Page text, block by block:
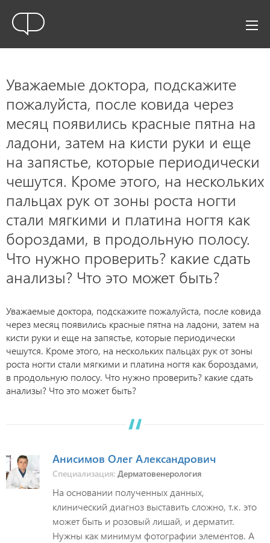
Уважаемые доктора, подскажите
пожалуйста, после ковида через
месяц появились красные пятна на
ладони, затем на кисти руки и еще
на запястье, которые периодически
чешутся. Кроме этого, на нескольких
пальцах рук от зоны роста ногти
стали мягкими и платина ногтя как
бороздами, в продольную полосу.
Что нужно проверить? какие сдать
анализы? Что это может быть?
Уважаемые доктора, подскажите пожалуйста, после ковида
через месяц появились красные пятна на ладони, затем на
кисти руки и еще на запястье, которые периодически
чешутся. Кроме этого, на нескольких пальцах рук от зоны
роста ногти стали мягкими и платина ногтя как бороздами,
в продольную полосу. Что нужно проверить? какие сдать
анализы? Что это может быть?
Анисимов Олег Александрович
Специализация: Дерматовенерология
На основании полученных данных,
клинический диагноз выставить сложно, т.к. это
может быть и розовый лишай, и дерматит.
Нужны как минимум фотографии элементов. А